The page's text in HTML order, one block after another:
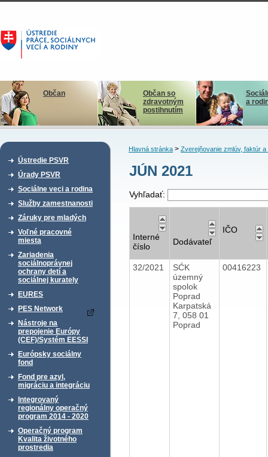
Občan
Občan so
zdravotným
postihnutím
a
Ústredie PSVR
Úrady PSVR
Sociálne veci a rodina
Služby zamestnanosti
Záruky pre mladých
Voľné pracovné
miesta
Zariadenia
sociálnoprávnej
ochrany detí a
sociálnej kurately
EURES
PES Network
Nástroje na
prepojenie Európy
(CEF)/Systém EESSI
Európsky sociálny
fond
Fond pre azyl,
migráciu a integráciu
Integrovaný
regionálny operačný
program 2014 - 2020
Operačný program
Kvalita životného
prostredia
Hlavná stránka> Zverejňovanie zmlúv, faktúr a
JÚN 2021
Vyhľadať:
Interné
číslo
Dodávateľ
IČO
32/2021
SĆK
územný
spolok
Poprad
Karpatská
7, 058 01
Poprad
00416223